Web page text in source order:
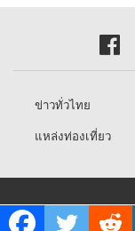
ข่าวทั่วไทย
แหล่งท่องเที่ยว